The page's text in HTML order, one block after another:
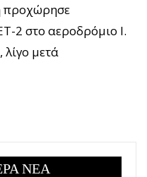
προχώρησε
2 στο αεροδρόμιο Ι.
μετά
ΝΕΑ